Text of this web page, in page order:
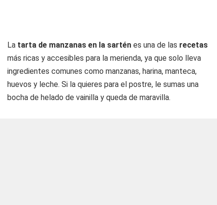
La tarta de manzanas en la sartén es una de las recetas
más ricas y accesibles para la merienda, ya que solo lleva
ingredientes comunes como manzanas, harina, manteca,
huevos y leche. Si la quieres para el postre, le sumas una
bocha de helado de vainilla y queda de maravilla.